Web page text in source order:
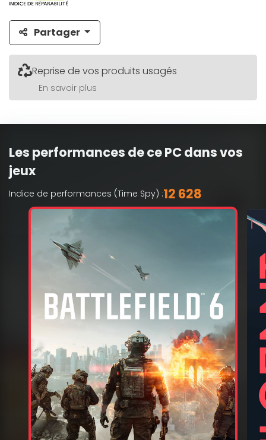
Partager
Reprise de vos produits usagés
En savoir plus
Les performances de ce PC dans vos
jeux
Indice de performances (Time Spy) :12 628